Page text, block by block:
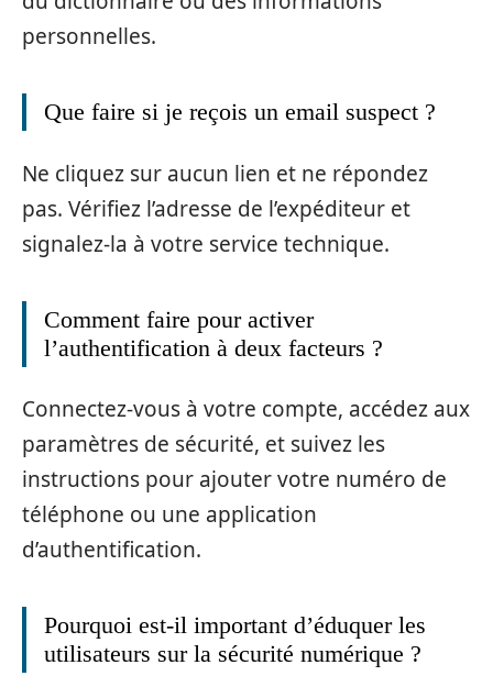
personnelles.
Que faire si je reçois un email suspect ?
Ne cliquez sur aucun lien et ne répondez
pas. Vérifiez l’adresse de l’expéditeur et
signalez-la à votre service technique.
Comment faire pour activer
l’authentification à deux facteurs ?
Connectez-vous à votre compte, accédez aux
paramètres de sécurité, et suivez les
instructions pour ajouter votre numéro de
téléphone ou une application
d’authentification.
Pourquoi est-il important d’éduquer les
utilisateurs sur la sécurité numérique ?